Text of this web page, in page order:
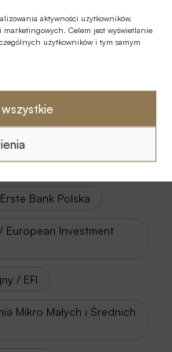
aktywności użytkowników,
Celem jest wyświetlanie
użytkowników i tym samym
Lewicki
/ BGK
w Brodnicy
Citi Handlowy
Erste Bank Polska
European Investment
/ EFI
Mikro Małych i Średnich